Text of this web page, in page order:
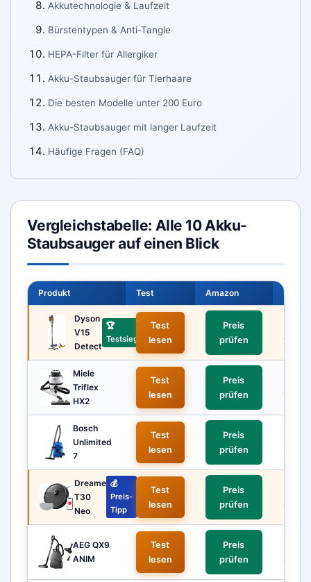
Akkutechnologie & Laufzeit
Bürstentypen & Anti-Tangle
HEPA-Filter für Allergiker
Akku-Staubsauger für Tierhaare
Die besten Modelle unter 200 Euro
Akku-Staubsauger mit langer Laufzeit
Häufige Fragen (FAQ)
Vergleichstabelle: Alle 10 Akku-
Staubsauger auf einen Blick
Produkt Test Amazon
Dyson
V15
Detect
🏆
Testsieger
Test
lesen
Preis
prüfen
9,5
Miele
Triflex
HX2
Test
lesen
Preis
prüfen
9,0
Bosch
Unlimited
7
Test
lesen
Preis
prüfen
8,9
Dreame
T30
Neo
💰
Preis-
Tipp
Test
lesen
Preis
prüfen
8,8
AEG QX9
ANIM
Test
lesen
Preis
prüfen
8,6